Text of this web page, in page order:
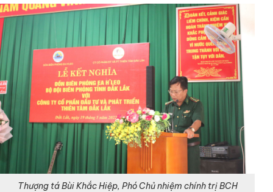
Thượng tá Bùi Khắc Hiệp, Phó Chủ nhiệm chính trị BCH